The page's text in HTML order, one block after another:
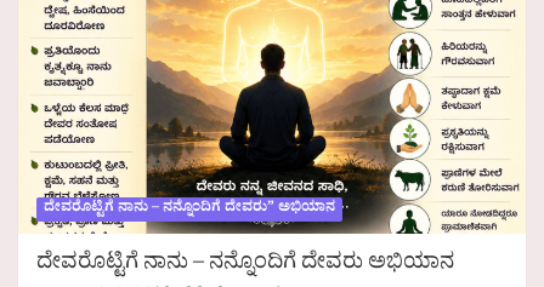
ದೇವರೊಟ್ಟಿಗೆ ನಾನು – ನನ್ನೊಂದಿಗೆ ದೇವರು” ಅಭಿಯಾನ
ದೇವರೊಟ್ಟಿಗೆ ನಾನು – ನನ್ನೊಂದಿಗೆ ದೇವರು ಅಭಿಯಾನ